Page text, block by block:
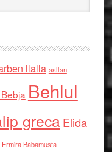
llalla asllan
Behlul
grecaElida
Ermira Babamusta